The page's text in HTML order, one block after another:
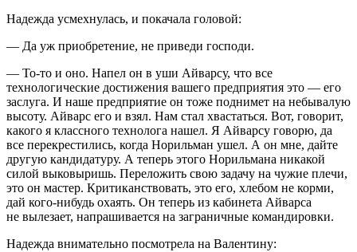
Надежда усмехнулась, и покачала головой:
— Да уж приобретение, не приведи господи.
— То-то и оно. Напел он в уши Айварсу, что все
технологические достижения вашего предприятия это — его
заслуга. И наше предприятие он тоже поднимет на небывалую
высоту. Айварс его и взял. Нам стал хвастаться. Вот, говорит,
какого я классного технолога нашел. Я Айварсу говорю, да
все перекрестились, когда Норильман ушел. А он мне, дайте
другую кандидатуру. А теперь этого Норильмана никакой
силой выковыришь. Переложить свою задачу на чужие плечи,
это он мастер. Критиканствовать, это его, хлебом не корми,
дай кого-нибудь охаять. Он теперь из кабинета Айварса
не вылезает, напрашивается на заграничные командировки.
Надежда внимательно посмотрела на Валентину: